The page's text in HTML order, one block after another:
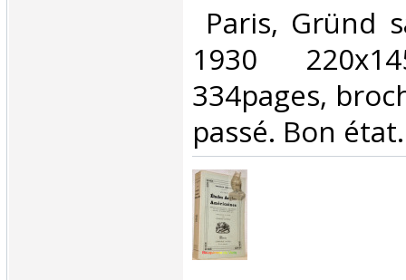
Paris, Gründ
1930
334pages,
passé. Bon